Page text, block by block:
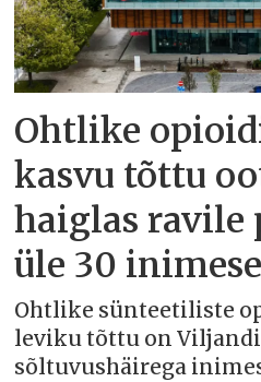
Ohtlike
kasvu tõttu
haiglas ravile
üle 30 inimese
Ohtlike sünteetiliste
leviku tõttu on
sõltuvushäirega